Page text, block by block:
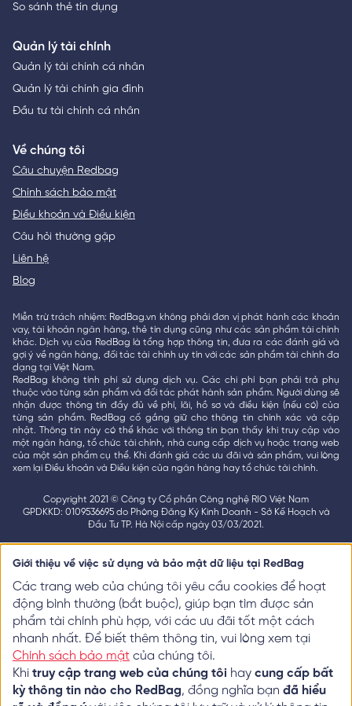
So sánh thẻ tín dụng
Quản lý tài chính
Quản lý tài chính cá nhân
Quản lý tài chính gia đình
Đầu tư tài chính cá nhân
Về chúng tôi
Câu chuyện Redbag
Chính sách bảo mật
Điều khoản và Điều kiện
Câu hỏi thường gặp
Liên hệ
Blog
Miễn trừ trách nhiệm: RedBag.vn không phải đơn vị phát hành các khoản
vay, tài khoản ngân hàng, thẻ tín dụng cũng như các sản phẩm tài chính
khác. Dịch vụ của RedBag là tổng hợp thông tin, đưa ra các đánh giá và
gợi ý về ngân hàng, đối tác tài chính uy tín với các sản phẩm tài chính đa
dạng tại Việt Nam.
RedBag không tính phí sử dụng dịch vụ. Các chi phí bạn phải trả phụ
thuộc vào từng sản phẩm và đối tác phát hành sản phẩm. Người dùng sẽ
nhận được thông tin đầy đủ về phí, lãi, hồ sơ và điều kiện (nếu có) của
từng sản phẩm. RedBag cố gắng giữ cho thông tin chính xác và cập
nhật. Thông tin này có thể khác với thông tin bạn thấy khi truy cập vào
một ngân hàng, tổ chức tài chính, nhà cung cấp dịch vụ hoặc trang web
của một sản phẩm cụ thể. Khi đánh giá các ưu đãi và sản phẩm, vui lòng
xem lại Điều khoản và Điều kiện của ngân hàng hay tổ chức tài chính.
Copyright 2021 © Công ty Cổ phần Công nghệ RIO Việt Nam
GPDKKD: 0109536695 do Phòng Đăng Ký Kinh Doanh - Sở Kế Hoạch và
Đầu Tư TP. Hà Nội cấp ngày 03/03/2021.
Giới thiệu về việc sử dụng và bảo mật dữ liệu tại RedBag
Các trang web của chúng tôi yêu cầu cookies để hoạt
động bình thường (bắt buộc), giúp bạn tìm được sản
phẩm tài chính phù hợp, với các ưu đãi tốt một cách
nhanh nhất. Để biết thêm thông tin, vui lòng xem tại
Chính sách bảo mật của chúng tôi.
Khi truy cập trang web của chúng tôi hay cung cấp bất
kỳ thông tin nào cho RedBag, đồng nghĩa bạn đã hiểu